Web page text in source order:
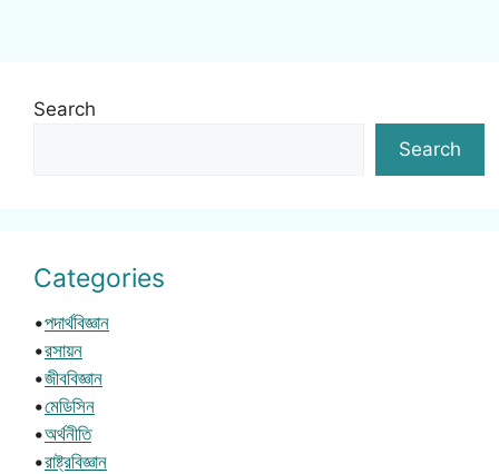
Search
Search
Categories
•পদার্থবিজ্ঞান
•রসায়ন
•জীববিজ্ঞান
•মেডিসিন
•অর্থনীতি
•রাষ্ট্রবিজ্ঞান